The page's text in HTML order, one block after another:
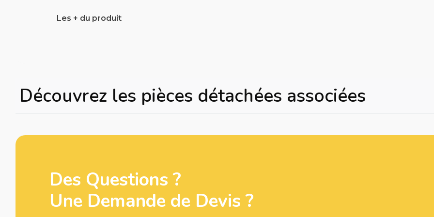
Les + du produit
Découvrez les pièces détachées associées
Des Questions ?
Une Demande de Devis ?